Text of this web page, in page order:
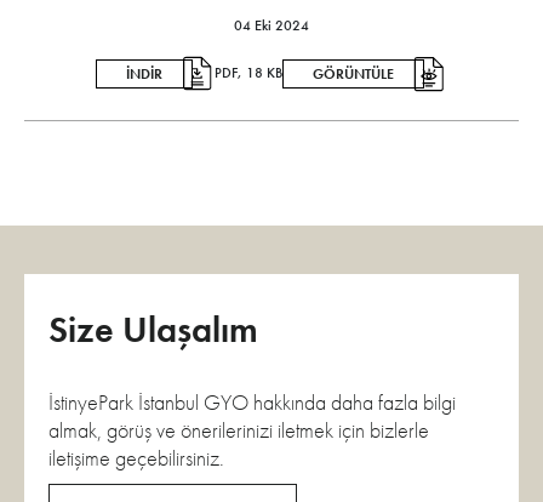
04 Eki 2024
İNDİR PDF, 18 KB GÖRÜNTÜLE
Size Ulaşalım
İstinyePark İstanbul GYO hakkında daha fazla bilgi
almak, görüş ve önerilerinizi iletmek için bizlerle
iletişime geçebilirsiniz.